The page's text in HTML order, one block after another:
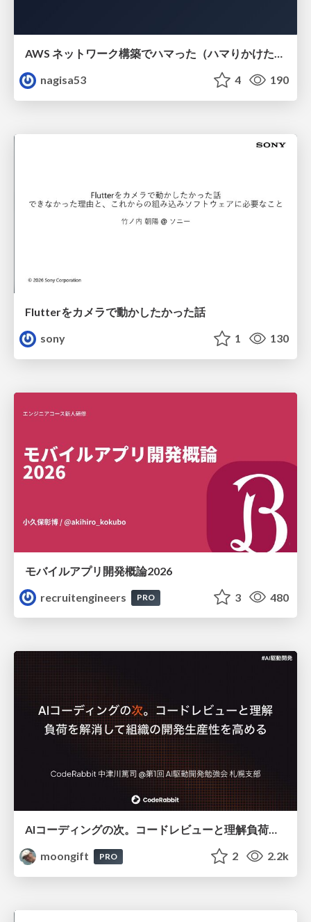
nagisa53
4 190
Flutterをカメラで動かしたかった話
sony
1 130
モバイルアプリ開発概論2026
recruitengineers
PRO 3 480
AIコーディングの次。コードレビューと理解負荷を解消して組織の開発生産性を高める
moongift
PRO 2 2.2k